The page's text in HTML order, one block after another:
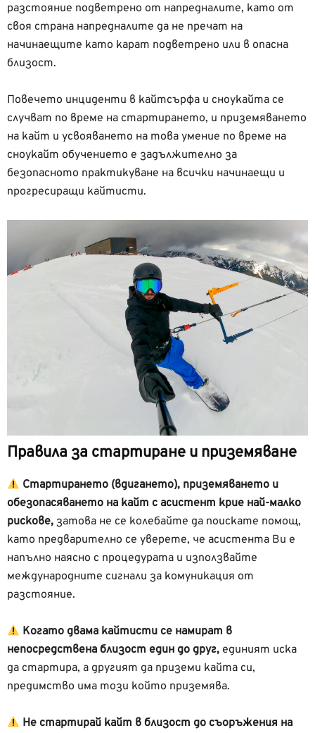
разстояние подветрено от напредналите, като от
своя страна напредналите да не пречат на
начинаещите като карат подветрено или в опасна
близост.
Повечето инциденти в кайтсърфа и сноукайта се
случват по време на стартирането, и приземяването
на кайт и усвояването на това умение по време на
сноукайт обучението е задължително за
безопасното практикуване на всички начинаещи и
прогресиращи кайтисти.
Правила за стартиране и приземяване
Стартирането (вдигането), приземяването и
обезопасяването на кайт с асистент крие най-малко
рискове, затова не се колебайте да поискате помощ,
като предварително се уверете, че асистента Ви е
напълно наясно с процедурата и използвайте
международните сигнали за комуникация от
разстояние.
Когато двама кайтисти се намират в
непосредствена близост един до друг, единият иска
да стартира, а другият да приземи кайта си,
предимство има този който приземява.
Не стартирай кайт в близост до съоръжения на